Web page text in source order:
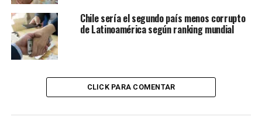
Chile sería el segundo país menos corrupto
de Latinoamérica según ranking mundial
CLICK PARA COMENTAR